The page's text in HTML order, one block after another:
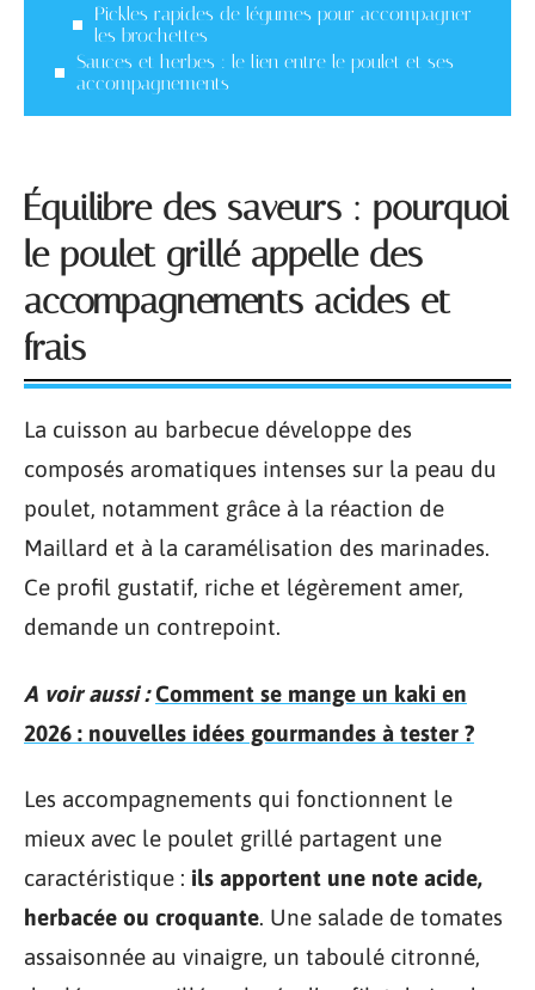
Pickles rapides de légumes pour accompagner
les brochettes
Sauces et herbes : le lien entre le poulet et ses
accompagnements
Équilibre des saveurs : pourquoi
le poulet grillé appelle des
accompagnements acides et
frais
La cuisson au barbecue développe des
composés aromatiques intenses sur la peau du
poulet, notamment grâce à la réaction de
Maillard et à la caramélisation des marinades.
Ce profil gustatif, riche et légèrement amer,
demande un contrepoint.
A voir aussi : Comment se mange un kaki en
2026 : nouvelles idées gourmandes à tester ?
Les accompagnements qui fonctionnent le
mieux avec le poulet grillé partagent une
caractéristique : ils apportent une note acide,
herbacée ou croquante. Une salade de tomates
assaisonnée au vinaigre, un taboulé citronné,